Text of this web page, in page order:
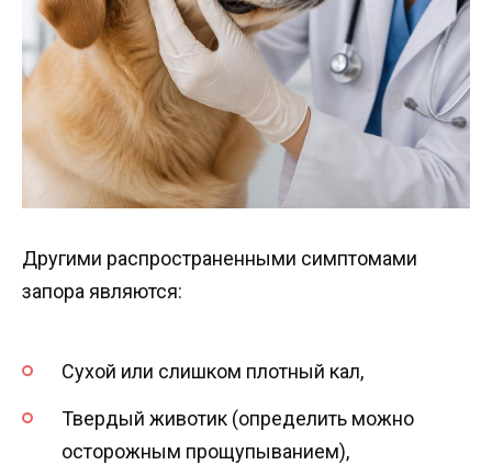
Другими распространенными симптомами
запора являются:
Сухой или слишком плотный кал,
Твердый животик (определить можно
осторожным прощупыванием),